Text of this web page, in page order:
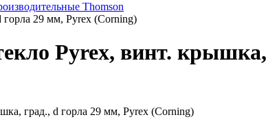
Thomson
29 мм, Pyrex (Corning)
Pyrex, винт.